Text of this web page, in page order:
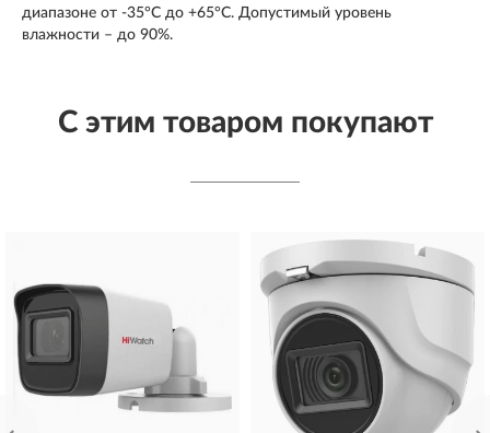
диапазоне от -35°С до +65°С. Допустимый уровень
влажности – до 90%.
С этим товаром покупают